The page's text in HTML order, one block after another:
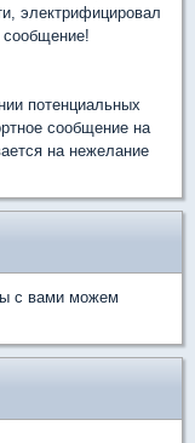
электрифицировал
сообщение!
потенциальных
сообщение на
на нежелание
с вами можем